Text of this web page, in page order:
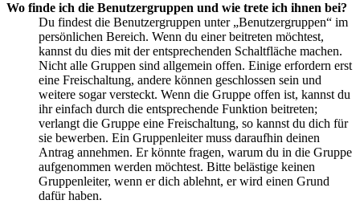
Wo finde ich die Benutzergruppen und wie trete ich ihnen bei?
Du findest die Benutzergruppen unter „Benutzergruppen“ im
persönlichen Bereich. Wenn du einer beitreten möchtest,
kannst du dies mit der entsprechenden Schaltfläche machen.
Nicht alle Gruppen sind allgemein offen. Einige erfordern erst
eine Freischaltung, andere können geschlossen sein und
weitere sogar versteckt. Wenn die Gruppe offen ist, kannst du
ihr einfach durch die entsprechende Funktion beitreten;
verlangt die Gruppe eine Freischaltung, so kannst du dich für
sie bewerben. Ein Gruppenleiter muss daraufhin deinen
Antrag annehmen. Er könnte fragen, warum du in die Gruppe
aufgenommen werden möchtest. Bitte belästige keinen
Gruppenleiter, wenn er dich ablehnt, er wird einen Grund
dafür haben.